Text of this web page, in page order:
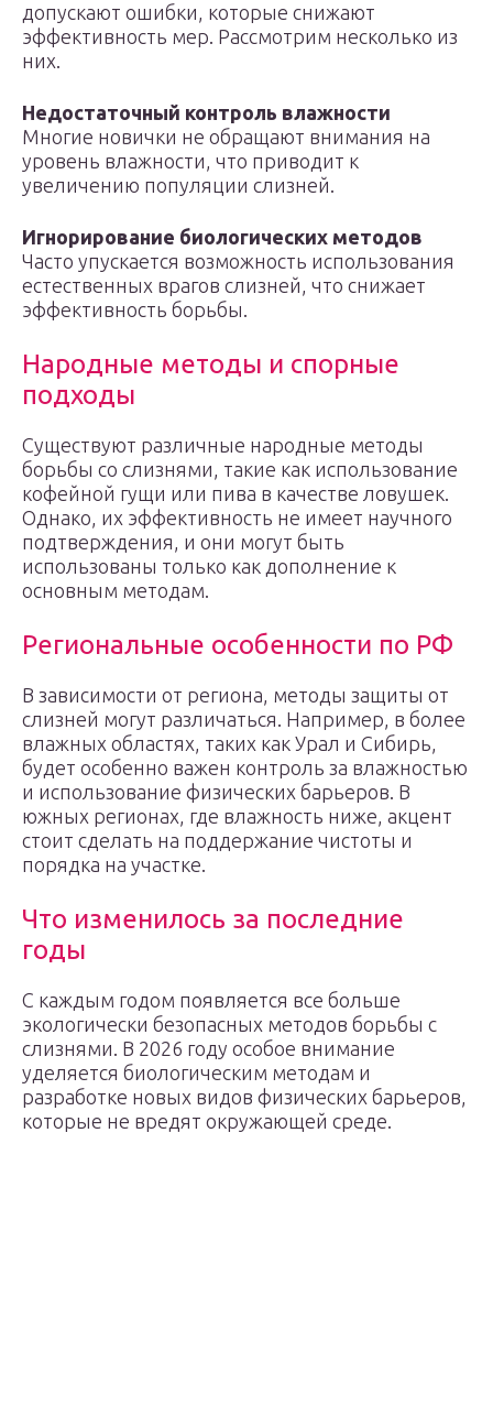
допускают ошибки, которые снижают
эффективность мер. Рассмотрим несколько из
них.
Недостаточный контроль влажности
Многие новички не обращают внимания на
уровень влажности, что приводит к
увеличению популяции слизней.
Игнорирование биологических методов
Часто упускается возможность использования
естественных врагов слизней, что снижает
эффективность борьбы.
Народные методы и спорные
подходы
Существуют различные народные методы
борьбы со слизнями, такие как использование
кофейной гущи или пива в качестве ловушек.
Однако, их эффективность не имеет научного
подтверждения, и они могут быть
использованы только как дополнение к
основным методам.
Региональные особенности по РФ
В зависимости от региона, методы защиты от
слизней могут различаться. Например, в более
влажных областях, таких как Урал и Сибирь,
будет особенно важен контроль за влажностью
и использование физических барьеров. В
южных регионах, где влажность ниже, акцент
стоит сделать на поддержание чистоты и
порядка на участке.
Что изменилось за последние
годы
С каждым годом появляется все больше
экологически безопасных методов борьбы с
слизнями. В 2026 году особое внимание
уделяется биологическим методам и
разработке новых видов физических барьеров,
которые не вредят окружающей среде.